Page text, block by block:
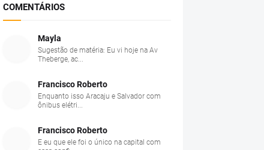
COMENTÁRIOS
Mayla
Sugestão de matéria: Eu vi hoje na Av
Theberge, ac...
Francisco Roberto
Enquanto isso Aracaju e Salvador com
ônibus elétri...
Francisco Roberto
E eu que ele foi o único na capital com